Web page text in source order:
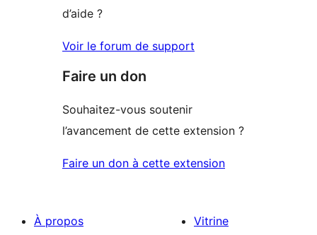
d’aide ?
Voir le forum de support
Faire un don
Souhaitez-vous soutenir
l’avancement de cette extension ?
Faire un don à cette extension
À propos
Vitrine